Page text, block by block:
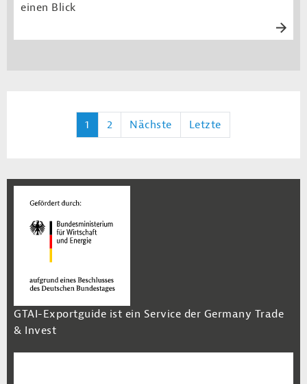
einen Blick
1 2 Nächste Letzte
GTAI-Exportguide ist ein Service der Germany Trade
& Invest